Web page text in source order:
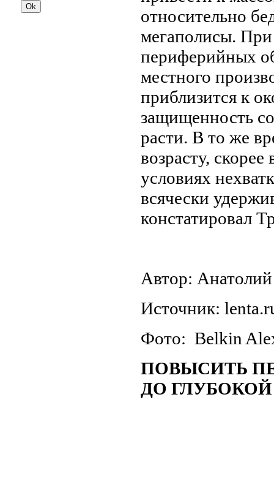
относительно
мегаполисы. При
периферийных
местного
приблизится к
защищенность
расти. В то же
возрасту, скорее
условиях
всячески
констатировал
Автор:
Источник:
Фото: Belkin
ПОВЫСИТЬ
ДО